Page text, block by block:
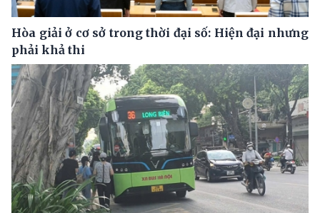
Hòa giải ở cơ sở trong thời đại số: Hiện đại nhưng
phải khả thi